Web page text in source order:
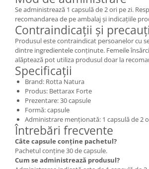
Se administrează 1 capsulă de 2 ori pe zi.
recomandarea de pe ambalaj și indicațiile
Contraindicații și
Produsul este contraindicat persoanelor cu
dintre ingredientele conținute. Femeile
alăptează pot utiliza produsul doar la
Specificații
Brand: Rotta Natura
Produs: Bettarax Forte
Prezentare: 30 capsule
Formă: capsule
Administrare menționată: 1 capsulă de 2
Întrebări frecvente
Câte capsule conține pachetul?
Pachetul conține 30 de capsule.
Cum se administrează produsul?